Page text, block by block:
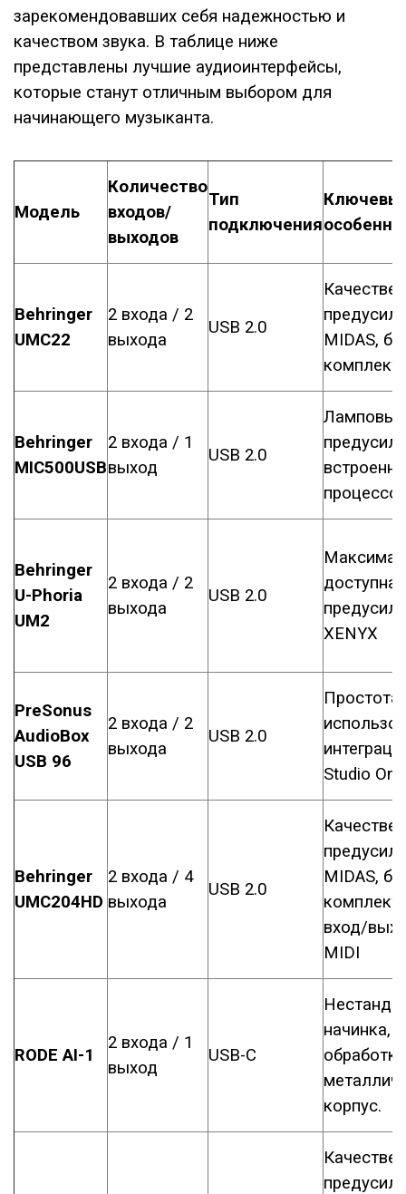
зарекомендовавших себя надежностью и
качеством звука. В таблице ниже
представлены лучшие аудиоинтерфейсы,
которые станут отличным выбором для
начинающего музыканта.
Модель
Количество
входов/
выходов
Тип
подключения
Behringer
UMC22
2 входа / 2
выхода
USB 2.0
MIDAS,
Behringer
MIC500USB
2 входа / 1
выход
USB 2.0
Ламповый
Behringer
U-Phoria
UM2
2 входа / 2
выхода
USB 2.0
XENYX
PreSonus
AudioBox
USB 96
2 входа / 2
выхода
USB 2.0
Простота
Studio One
Behringer
UMC204HD
2 входа / 4
выхода
USB 2.0
MIDAS,
вход/
MIDI
RODE AI-1
2 входа / 1
выход
USB-С
начинка,
корпус.